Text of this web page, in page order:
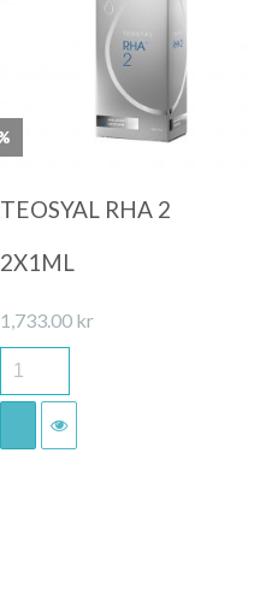
Quick View
TEOSYAL RHA 2
2X1ML
1,733.00 kr